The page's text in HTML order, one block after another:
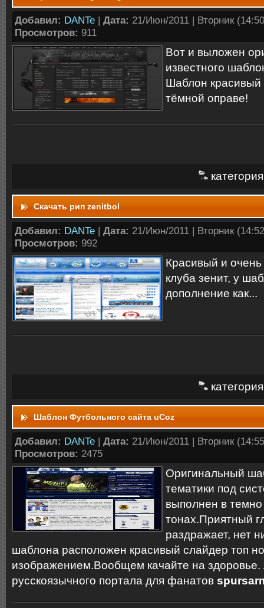
Добавил: DANTe | Дата: 21/Июн/2011 | Вторник
Просмотров: 911
Вот и выложен
известного
Шаблон красивый
тёмной оправе!
Скачать рип zenitbol
Добавил: DANTe | Дата: 21/Июн/2011 | Вторник
Просмотров: 992
Красивый и
клуба зенит, у
дополнение как...
Шаблон Футбольного сайта uCoz
Добавил: DANTe | Дата: 21/Июн/2011 | Вторник
Просмотров: 2475
Оригинальный
тематики под
выполнен в
тонах.Приятный
раздражает, нет
шаблона расположен красивый слайдер топ
изображением.Вообщем качайте на здоровье.
русскоязычного портала для фанатов